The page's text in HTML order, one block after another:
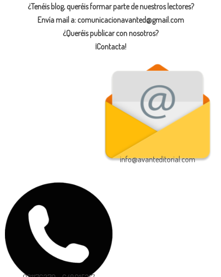
¿Tenéis blog, queréis formar parte de nuestros lectores?
Envía mail a: comunicacionavanted@gmail.com
¿Queréis publicar con nosotros?
¡Contacta!
info@avanteditorial.com